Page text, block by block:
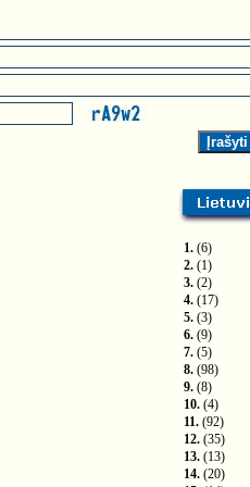
1. (6)
2. (1)
3. (2)
4. (17)
5. (3)
6. (9)
7. (5)
8. (98)
9. (8)
10. (4)
11. (92)
12. (35)
13. (13)
14. (20)